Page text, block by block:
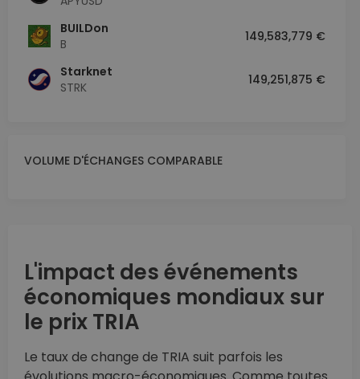
BUILDon
B
149,583,779 €
Starknet
STRK
149,251,875 €
VOLUME D'ÉCHANGES COMPARABLE
L'impact des événements
économiques mondiaux sur
le prix TRIA
Le taux de change de TRIA suit parfois les